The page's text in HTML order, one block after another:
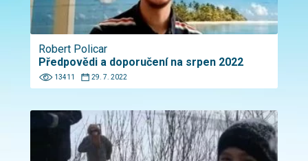
Robert Policar
Předpovědi a doporučení na srpen 2022
13411 29. 7. 2022